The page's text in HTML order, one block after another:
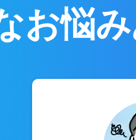
お悩